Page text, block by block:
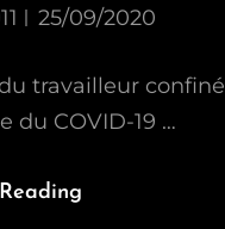
25/09/2020
travailleur
du COVID-19 …